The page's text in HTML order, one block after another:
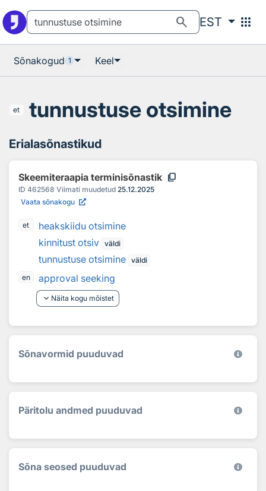
search EST apps
Sõnakogud 1 Keel
et tunnustuse otsimine
Erialasõnastikud
Skeemiteraapia terminisõnastik content_copy
ID 462568 Viimati muudetud 25.12.2025
Vaata sõnakogu
et
heakskiidu otsimine
kinnitust otsiv väldi
tunnustuse otsimine väldi
en
approval seeking
keyboard_arrow_down Näita kogu mõistet
Sõnavormid puuduvad
Päritolu andmed puuduvad
Sõna seosed puuduvad